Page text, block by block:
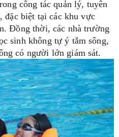
công tác quản lý, tuyên
đặc biệt tại các khu vực
Đồng thời, các nhà trường
sinh không tự ý tắm sông,
có người lớn giám sát.